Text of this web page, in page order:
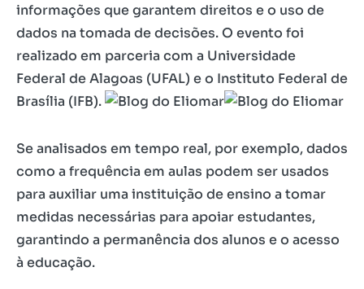
informações que garantem direitos e o uso de
dados na tomada de decisões. O evento foi
realizado em parceria com a Universidade
Federal de Alagoas (UFAL) e o Instituto Federal de
Brasília (IFB).
Se analisados em tempo real, por exemplo, dados
como a frequência em aulas podem ser usados
para auxiliar uma instituição de ensino a tomar
medidas necessárias para apoiar estudantes,
garantindo a permanência dos alunos e o acesso
à educação.